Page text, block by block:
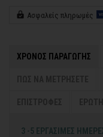
Ασφαλείς πληρωμές
ΧΡΟΝΟΣ ΠΑΡΑΓΩΓΗΣ
3 -5 ΕΡΓΑΣΙΜΕΣ